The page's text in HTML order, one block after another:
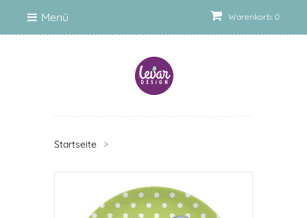
Warenkorb: 0
Menü
Startseite >